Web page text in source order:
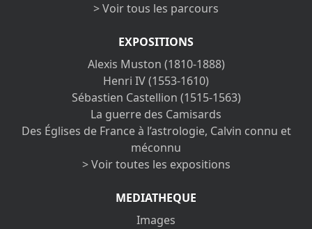
> Voir tous les parcours
EXPOSITIONS
Alexis Muston (1810-1888)
Henri IV (1553-1610)
Sébastien Castellion (1515-1563)
La guerre des Camisards
Des Églises de France à l’astrologie, Calvin connu et
méconnu
> Voir toutes les expositions
MEDIATHEQUE
Images